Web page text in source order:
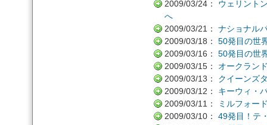
2009/03/24： ウェリント
へ
2009/03/21： ナショナル
2009/03/18： 50発目の世
2009/03/16： 50発目の世
2009/03/15： オークラン
2009/03/13： クイーンズ
2009/03/12： キーウィ・
2009/03/11：
ミルフォー
2009/03/10： 49発目！テ